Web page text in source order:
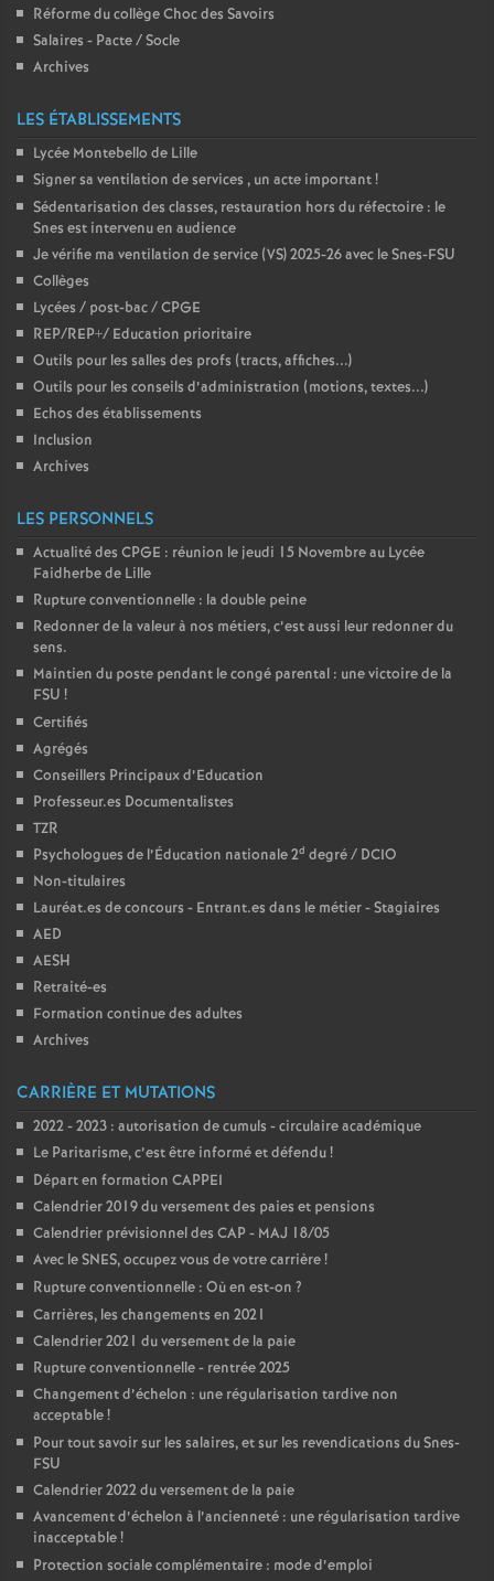
Réforme du collège Choc des Savoirs
Salaires - Pacte / Socle
Archives
LES ÉTABLISSEMENTS
Lycée Montebello de Lille
Signer sa ventilation de services , un acte important!
Sédentarisation des classes, restauration hors du réfectoire : le
Snes est intervenu en audience
Je vérifie ma ventilation de service (VS) 2025-26 avec le Snes-FSU
Collèges
Lycées / post-bac / CPGE
REP/REP+/ Education prioritaire
Outils pour les salles des profs (tracts, affiches...)
Outils pour les conseils d’administration (motions, textes...)
Echos des établissements
Inclusion
Archives
LES PERSONNELS
Actualité des CPGE : réunion le jeudi 15 Novembre au Lycée
Faidherbe de Lille
Rupture conventionnelle : la double peine
Redonner de la valeur à nos métiers, c’est aussi leur redonner du
sens.
Maintien du poste pendant le congé parental : une victoire de la
FSU !
Certifiés
Agrégés
Conseillers Principaux d’Education
Professeur.es Documentalistes
TZR
Psychologues de l’Éducation nationale 2d degré / DCIO
Non-titulaires
Lauréat.es de concours - Entrant.es dans le métier - Stagiaires
AED
AESH
Retraité-es
Formation continue des adultes
Archives
CARRIÈRE ET MUTATIONS
2022 - 2023 : autorisation de cumuls - circulaire académique
Le Paritarisme, c’est être informé et défendu!
Départ en formation CAPPEI
Calendrier 2019 du versement des paies et pensions
Calendrier prévisionnel des CAP - MAJ 18/05
Avec le SNES, occupez vous de votre carrière!
Rupture conventionnelle : Où en est-on ?
Carrières, les changements en 2021
Calendrier 2021 du versement de la paie
Rupture conventionnelle - rentrée 2025
Changement d’échelon : une régularisation tardive non
acceptable!
Pour tout savoir sur les salaires, et sur les revendications du Snes-
FSU
Calendrier 2022 du versement de la paie
Avancement d’échelon à l’ancienneté : une régularisation tardive
inacceptable!
Protection sociale complémentaire : mode d’emploi